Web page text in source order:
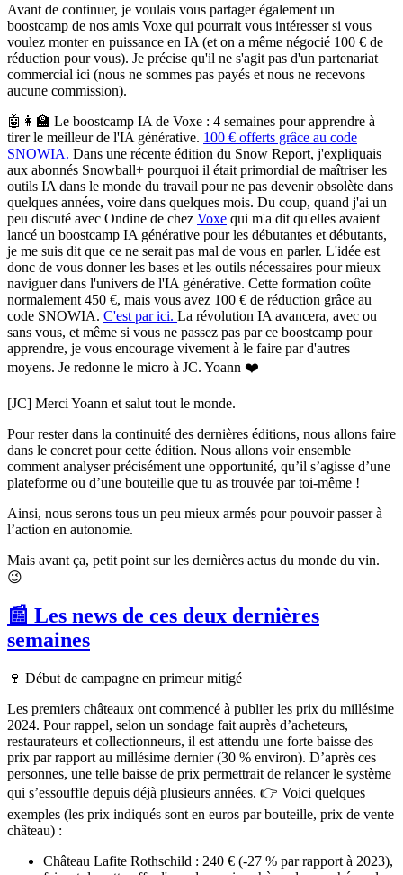
Avant de continuer, je voulais vous partager également un
boostcamp de nos amis Voxe qui pourrait vous intéresser si vous
voulez monter en puissance en IA (et on a même négocié 100 € de
réduction pour vous). Je précise qu'il ne s'agit pas d'un partenariat
commercial ici (nous ne sommes pas payés et nous ne recevons
aucune commission).
🤖👩‍🏫 Le boostcamp IA de Voxe : 4 semaines pour apprendre à
tirer le meilleur de l'IA générative. 100 € offerts grâce au code
SNOWIA. Dans une récente édition du Snow Report, j'expliquais
aux abonnés Snowball+ pourquoi il était primordial de maîtriser les
outils IA dans le monde du travail pour ne pas devenir obsolète dans
quelques années, voire dans quelques mois. Du coup, quand j'ai un
peu discuté avec Ondine de chez Voxe qui m'a dit qu'elles avaient
lancé un boostcamp IA générative pour les débutantes et débutants,
je me suis dit que ce ne serait pas mal de vous en parler. L'idée est
donc de vous donner les bases et les outils nécessaires pour mieux
naviguer dans l'univers de l'IA générative. Cette formation coûte
normalement 450 €, mais vous avez 100 € de réduction grâce au
code SNOWIA. C'est par ici. La révolution IA avancera, avec ou
sans vous, et même si vous ne passez pas par ce boostcamp pour
apprendre, je vous encourage vivement à le faire par d'autres
moyens. Je redonne le micro à JC. Yoann ❤️
[JC] Merci Yoann et salut tout le monde.
Pour rester dans la continuité des dernières éditions, nous allons faire
dans le concret pour cette édition. Nous allons voir ensemble
comment analyser précisément une opportunité, qu’il s’agisse d’une
plateforme ou d’une bouteille que tu as trouvée par toi-même !
Ainsi, nous serons tous un peu mieux armés pour pouvoir passer à
l’action en autonomie.
Mais avant ça, petit point sur les dernières actus du monde du vin.
😉
📰 Les news de ces deux dernières
semaines
🍷 Début de campagne en primeur mitigé
Les premiers châteaux ont commencé à publier les prix du millésime
2024. Pour rappel, selon un sondage fait auprès d’acheteurs,
restaurateurs et collectionneurs, il est attendu une forte baisse des
prix par rapport au millésime dernier (30 % environ). D’après ces
personnes, une telle baisse de prix permettrait de relancer le système
qui s’essouffle depuis déjà plusieurs années. 👉 Voici quelques
exemples (les prix indiqués sont en euros par bouteille, prix de vente
château) :
Château Lafite Rothschild : 240 € (-27 % par rapport à 2023),